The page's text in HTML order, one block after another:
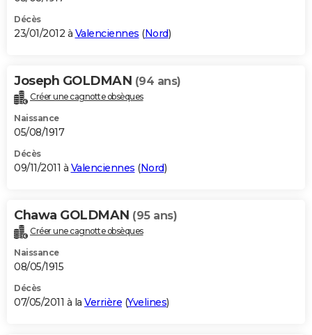
Décès
23/01/2012 à Valenciennes (Nord)
Joseph GOLDMAN (94 ans)
Créer une cagnotte obsèques
Naissance
05/08/1917
Décès
09/11/2011 à Valenciennes (Nord)
Chawa GOLDMAN (95 ans)
Créer une cagnotte obsèques
Naissance
08/05/1915
Décès
07/05/2011 à la Verrière (Yvelines)